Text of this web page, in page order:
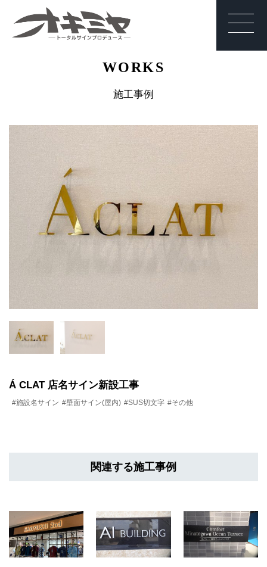
板 有限会社オキWORKS
施工事例
Á CLAT 店名サイン新設工事
#施設名サイン #壁面サイン(屋内) #SUS切文字 #その他
関連する施工事例